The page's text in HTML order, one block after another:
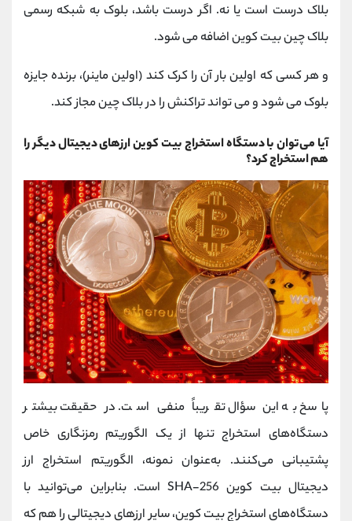
بلاک درست است یا نه. اگر درست باشد، بلوک به شبکه رسمی
بلاک چین بیت کوین اضافه می شود.
و هر کسی که اولین بار آن را کرک کند (اولین ماینر)، برنده جایزه
بلوک می شود و می تواند تراکنش را در بلاک چین مجاز کند.
آیا می‌توان با دستگاه استخراج بیت کوین ارزهای دیجیتال دیگر را
هم استخراج کرد؟
پاسخ به این سؤال تقریباً منفی است. در حقیقت بیشتر
دستگاه‌های استخراج تنها از یک الگوریتم رمزنگاری خاص
پشتیبانی می‌کنند. به‌عنوان نمونه، الگوریتم استخراج ارز
دیجیتال بیت کوین SHA-256 است. بنابراین می‌توانید با
دستگاه‌های استخراج بیت کوین، سایر ارزهای دیجیتالی را هم که